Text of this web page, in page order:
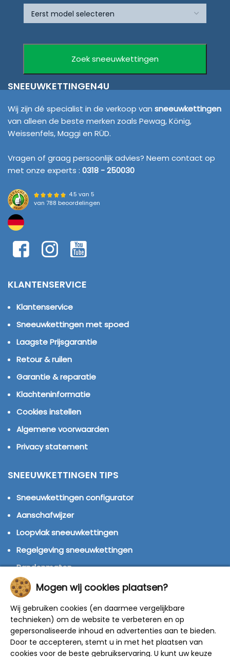
SNEEUWKETTINGEN4U
Wij zijn dé specialist in de verkoop van sneeuwkettingen
van alleen de beste merken zoals Pewag, König,
Weissenfels, Maggi en RÜD.
Vragen of graag persoonlijk advies? Neem contact op
met onze experts : 0318 - 250030
4.5 van 5
van 788 beoordelingen
KLANTENSERVICE
Klantenservice
Sneeuwkettingen met spoed
Laagste Prijsgarantie
Retour & ruilen
Garantie & reparatie
Klachteninformatie
Cookies instellen
Algemene voorwaarden
Privacy statement
SNEEUWKETTINGEN TIPS
Sneeuwkettingen configurator
Aanschafwijzer
Loopvlak sneeuwkettingen
Regelgeving sneeuwkettingen
Bandenmaten
Montage handleidingen
Winterbanden
© 2014 - 2025 Sneeuwkettingen4u - Alle rechten
Mogen wij cookies plaatsen?
Wij gebruiken cookies (en daarmee vergelijkbare
technieken) om de website te verbeteren en op
gepersonaliseerde inhoud en advertenties aan te bieden.
Door te accepteren, stemt u in met het plaatsen van
cookies voor de beste gebruikservaring. U kunt uw keuze